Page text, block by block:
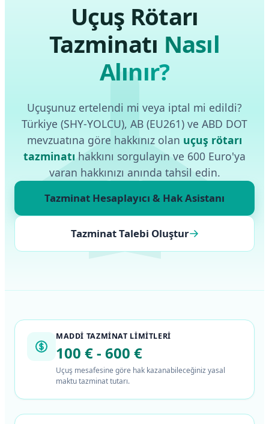
Uçuş Rötarı
Tazminatı Nasıl
Alınır?
Uçuşunuz ertelendi mi veya iptal mi edildi?
Türkiye (SHY-YOLCU), AB (EU261) ve ABD DOT
mevzuatına göre hakkınız olan uçuş rötarı
tazminatı hakkını sorgulayın ve 600 Euro'ya
varan hakkınızı anında tahsil edin.
Tazminat Hesaplayıcı & Hak Asistanı
Tazminat Talebi Oluştur
MADDI TAZMINAT LIMITLERI
100 € - 600 €
Uçuş mesafesine göre hak kazanabileceğiniz yasal
maktu tazminat tutarı.